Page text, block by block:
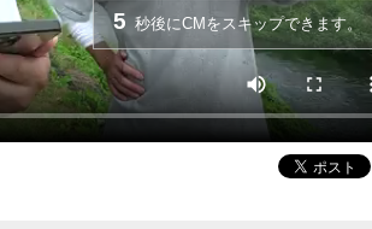
5 秒後にCMをスキップできます。